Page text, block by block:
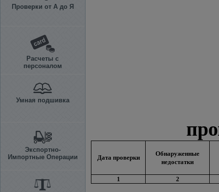
Проверки от А до Я
Расчеты с
персоналом
Умная подшивка
Экспортно-
Импортные Операции
Дата проверки
Обнаруженные
недостатки
1 2